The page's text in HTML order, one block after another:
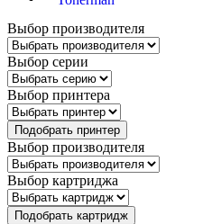
Выбор производителя
Выбор серии
Выбор принтера
Подобрать принтер
Выбор производителя
Выбор картриджа
Подобрать картридж